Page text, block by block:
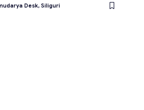
Desk, Siliguri